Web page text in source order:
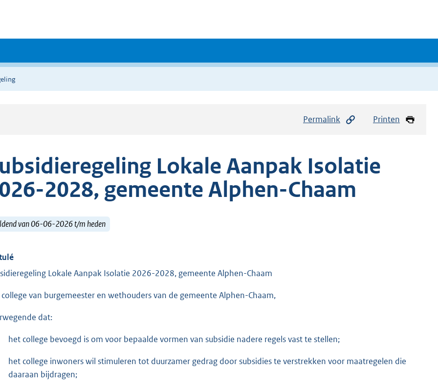
Permalink Printen
Lokale Aanpak Isolatie
2028, gemeente Alphen-Chaam
van 06-06-2026 t/m heden
Lokale Aanpak Isolatie 2026-2028, gemeente Alphen-Chaam
van burgemeester en wethouders van de gemeente Alphen-Chaam,
dat:
het college bevoegd is om voor bepaalde vormen van subsidie nadere regels vast te stellen;
het college inwoners wil stimuleren tot duurzamer gedrag door subsidies te verstrekken voor maatregelen die
daaraan bijdragen;